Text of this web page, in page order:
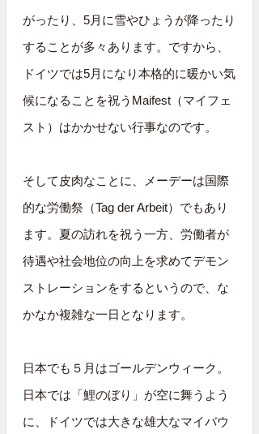
がったり、5月に雪やひょうが降ったり
することが多々あります。ですから、
ドイツでは5月になり本格的に暖かい気
候になることを祝うMaifest（マイフェ
スト）はかかせない行事なのです。
そして皮肉なことに、メーデーは国際
的な労働祭（Tag der Arbeit）でもあり
ます。夏の訪れを祝う一方、労働者が
待遇や社会地位の向上を求めてデモン
ストレーションをするというので、な
かなか複雑な一日となります。
日本でも５月はゴールデンウィーク。
日本では「鯉のぼり」が空に舞うよう
に、ドイツでは大きな雄大なマイバウ